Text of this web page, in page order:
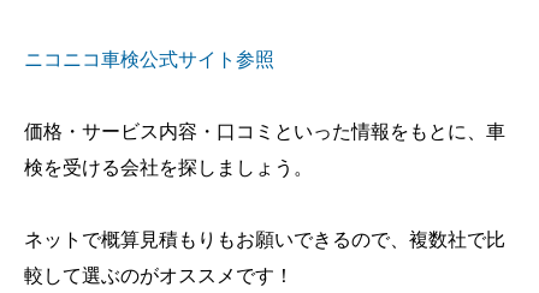
ニコニコ車検公式サイト参照
価格・サービス内容・口コミといった情報をもとに、車
検を受ける会社を探しましょう。
ネットで概算見積もりもお願いできるので、複数社で比
較して選ぶのがオススメです！